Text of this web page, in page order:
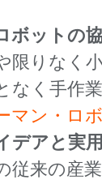
ボットの
限りなく
なく手作
マン・ロ
デアと実
従来の産